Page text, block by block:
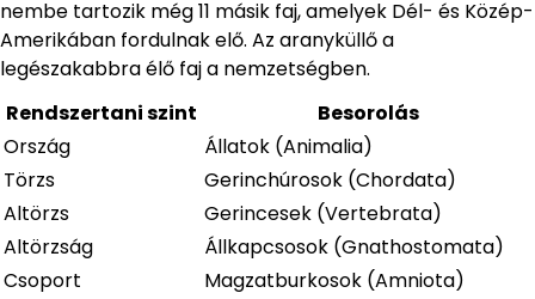
nembe tartozik még 11 másik faj, amelyek Dél- és Közép-
Amerikában fordulnak elő. Az aranyküllő a
legészakabbra élő faj a nemzetségben.
Rendszertani szint
Besorolás
Ország
Állatok (Animalia)
Törzs
Gerinchúrosok (Chordata)
Altörzs
Gerincesek (Vertebrata)
Altörzság
Állkapcsosok (Gnathostomata)
Csoport
Magzatburkosok (Amniota)